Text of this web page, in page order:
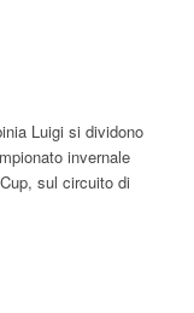
Luigi si dividono
invernale
sul circuito di